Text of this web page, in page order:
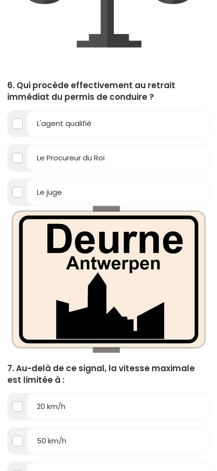
6. Qui procède effectivement au retrait
immédiat du permis de conduire ?
L'agent qualifié
Le Procureur du Roi
Le juge
7. Au-delà de ce signal, la vitesse maximale
est limitée à :
20 km/h
50 km/h